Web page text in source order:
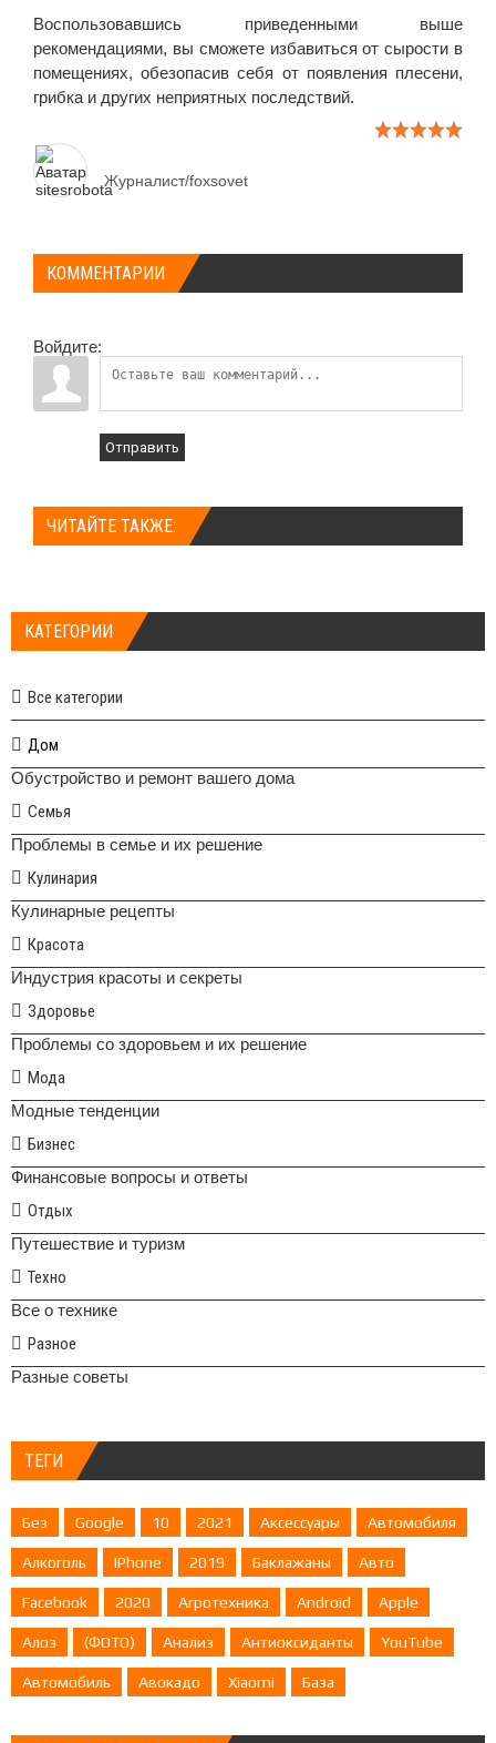
Воспользовавшись приведенными выше
рекомендациями, вы сможете избавиться от сырости в
помещениях, обезопасив себя от появления плесени,
грибка и других неприятных последствий.
Журналист/foxsovet
КОММЕНТАРИИ
Войдите:
Отправить
ЧИТАЙТЕ ТАКЖЕ:
КАТЕГОРИИ
Все категории
Дом
Обустройство и ремонт вашего дома
Семья
Проблемы в семье и их решение
Кулинария
Кулинарные рецепты
Красота
Индустрия красоты и секреты
Здоровье
Проблемы со здоровьем и их решение
Мода
Модные тенденции
Бизнес
Финансовые вопросы и ответы
Отдых
Путешествие и туризм
Техно
Все о технике
Разное
Разные советы
ТЕГИ
Без Google 10 2021 Аксессуары Автомобиля
Алкоголь IPhone 2019 Баклажаны Авто
Facebook 2020 Агротехника Android Apple
Алоэ (ФОТО) Анализ Антиоксиданты YouTube
Автомобиль Авокадо Xiaomi База